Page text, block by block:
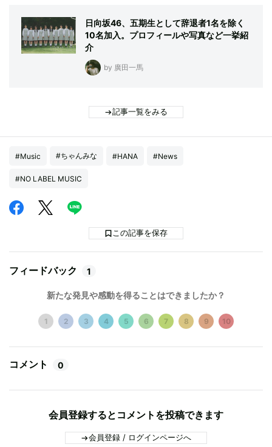
日向坂46、五期生として辞退者1名を除く
10名加入。プロフィールや写真など一挙紹
介
by 廣田一馬
記事一覧をみる
#Music #ちゃんみな #HANA #News
#NO LABEL MUSIC
この記事を保存
フィードバック 1
新たな発見や感動を得ることはできましたか？
1 2 3 4 5 6 7 8 9 10
コメント 0
会員登録するとコメントを投稿できます
会員登録 / ログインページへ